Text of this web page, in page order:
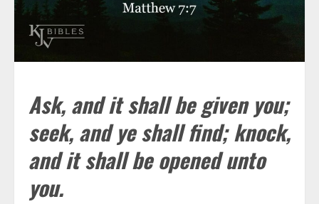
Ask, and it shall be given you;
seek, and ye shall find; knock,
and it shall be opened unto
you.